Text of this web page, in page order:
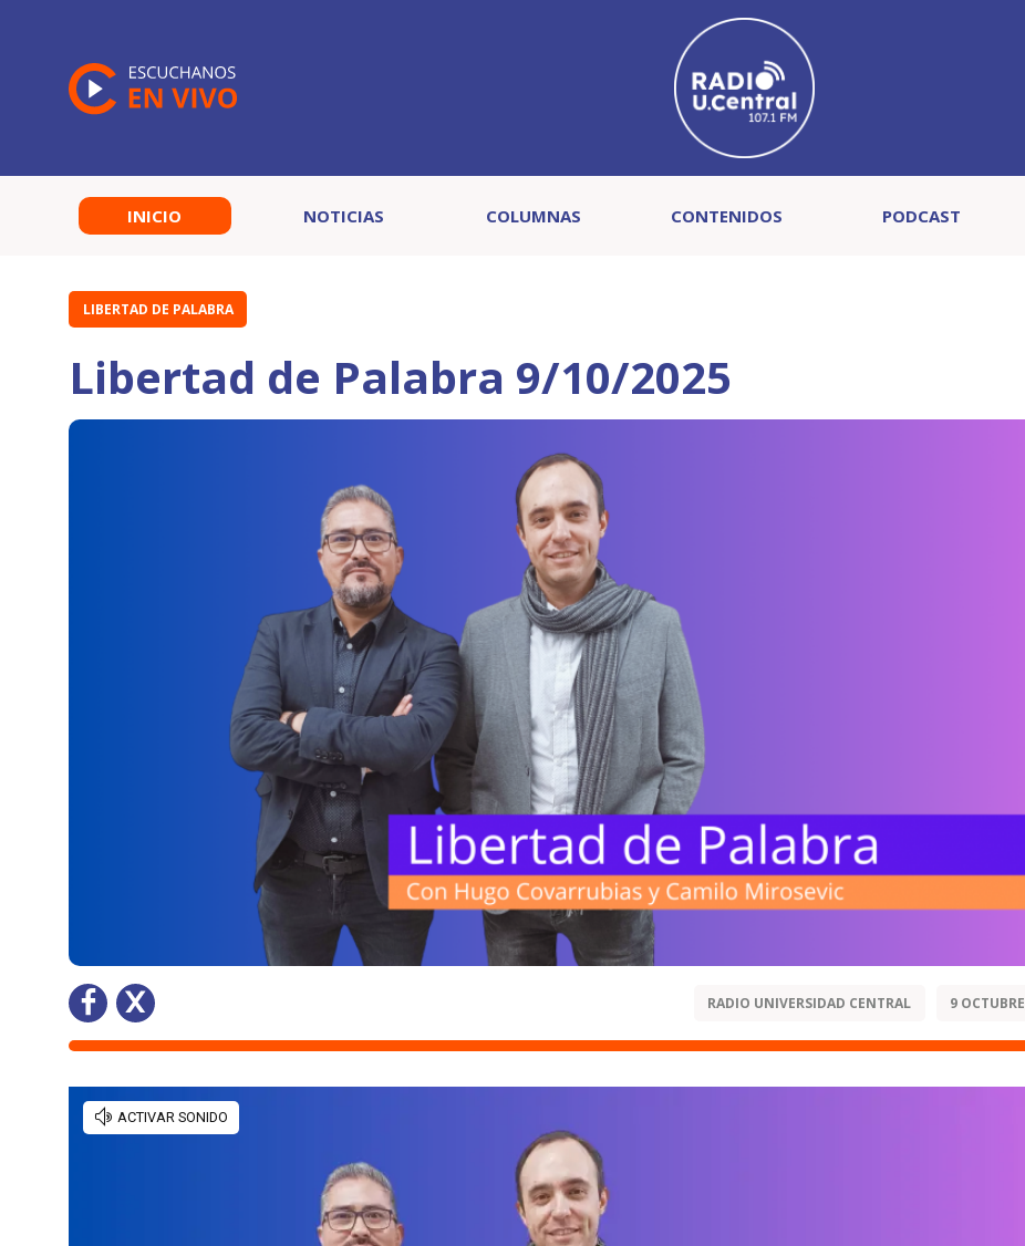
INICIO NOTICIAS COLUMNAS CONTENIDOS PODCAST
LIBERTAD DE PALABRA
Libertad de Palabra 9/10/2025
RADIO UNIVERSIDAD CENTRAL 9